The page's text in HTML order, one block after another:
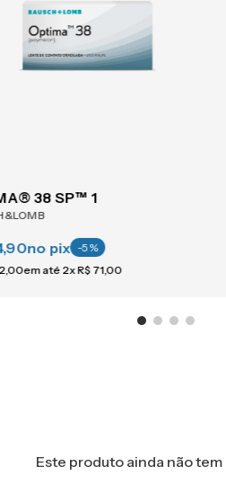
38 SP™ 1
no pix -5%
,00em até 2xR$ 71,00
Este produto ainda não tem